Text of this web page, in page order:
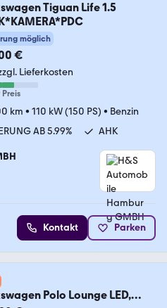
Tiguan Life 1.5
möglich
€
Lieferkosten
Preis
km • 110 kW (150 PS) • Benzin
AB 5.99% AHK
Kontakt Parken
Polo Lounge LED,